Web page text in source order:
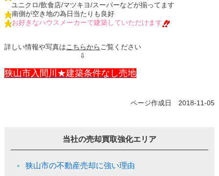
ユニクロ/飲食店/マツキヨ/スーパーなどが揃ってます
南側が空き地の為日当たりも良好
お好きなハウスメーカーで建築していただけます
詳しい情報や写真はこちらから ご覧ください
⇩
狭山市入間川★建築条件なし売地
ページ作成日 2018-11-05
当社の売却買取強化エリア
狭山市の不動産売却に強い理由